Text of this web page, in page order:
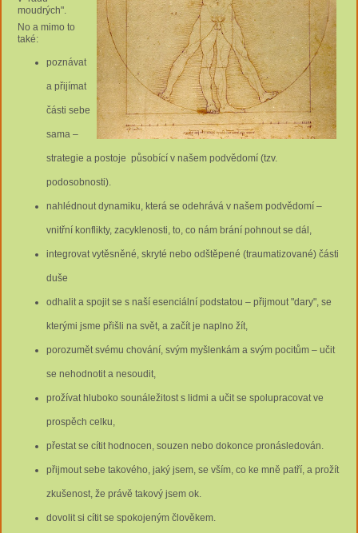
moudrých".
No a mimo to
také:
poznávat
a přijímat
části sebe
sama –
strategie a postoje působící v našem podvědomí (tzv.
podosobnosti).
nahlédnout dynamiku, která se odehrává v našem podvědomí –
vnitřní konflikty, zacyklenosti, to, co nám brání pohnout se dál,
integrovat vytěsněné, skryté nebo odštěpené (traumatizované) části
duše
odhalit a spojit se s naší esenciální podstatou – přijmout "dary", se
kterými jsme přišli na svět, a začít je naplno žít,
porozumět svému chování, svým myšlenkám a svým pocitům – učit
se nehodnotit a nesoudit,
prožívat hluboko sounáležitost s lidmi a učit se spolupracovat ve
prospěch celku,
přestat se cítit hodnocen, souzen nebo dokonce pronásledován.
přijmout sebe takového, jaký jsem, se vším, co ke mně patří, a prožít
zkušenost, že právě takový jsem ok.
dovolit si cítit se spokojeným člověkem.